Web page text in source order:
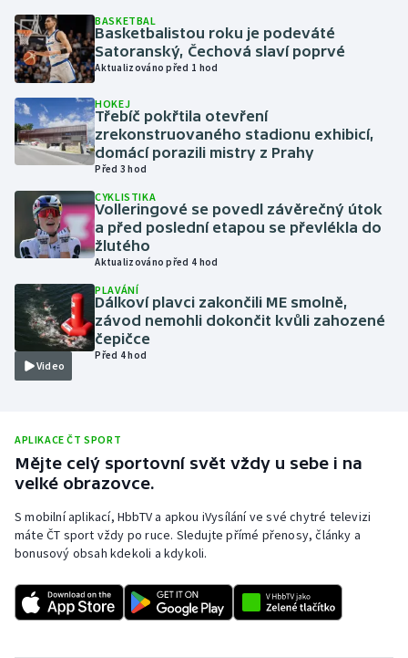
Lezení
Lyže a snowboard
Moderní pětiboj
Olympijské hry
Parasport
Plavání
Plážový volejbal
Rychlobruslení
Rychlostní kanoistika
Short track
Stolní tenis
BASKETBAL
Basketbalistou roku je podeváté
Satoranský, Čechová slaví poprvé
Aktualizováno před 1 hod
HOKEJ
Třebíč pokřtila otevření
zrekonstruovaného stadionu exhibicí,
domácí porazili mistry z Prahy
Před 3 hod
CYKLISTIKA
Volleringové se povedl závěrečný útok
a před poslední etapou se převlékla do
žlutého
Aktualizováno před 4 hod
Video
PLAVÁNÍ
Dálkoví plavci zakončili ME smolně,
závod nemohli dokončit kvůli zahozené
čepičce
Před 4 hod
APLIKACE ČT SPORT
Mějte celý sportovní svět vždy u sebe i na
velké obrazovce.
S mobilní aplikací, HbbTV a apkou iVysílání ve své chytré televizi
máte ČT sport vždy po ruce. Sledujte přímé přenosy, články a
bonusový obsah kdekoli a kdykoli.